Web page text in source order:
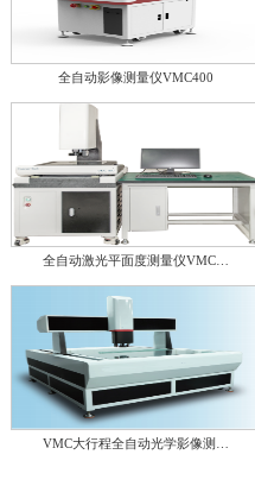
全自动影像测量仪VMC400
全自动激光平面度测量仪VMC…
VMC大行程全自动光学影像测…